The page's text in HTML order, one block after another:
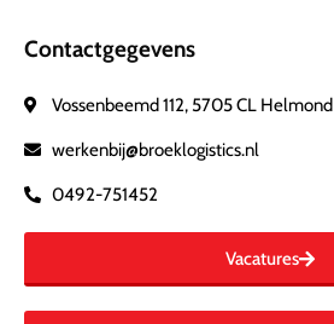
Contactgegevens
Vossenbeemd 112, 5705 CL Helmond
werkenbij@broeklogistics.nl
0492-751452
Vacatures